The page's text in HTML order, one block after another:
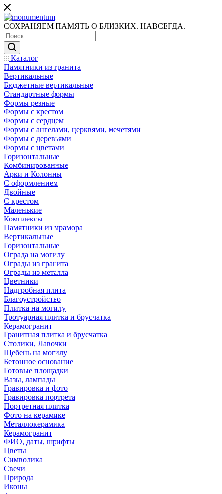
СОХРАНЯЕМ ПАМЯТЬ О БЛИЗКИХ. НАВСЕГДА.
Каталог
Памятники из гранита
Вертикальные
Бюджетные вертикальные
Стандартные формы
Формы резные
Формы с крестом
Формы с сердцем
Формы с ангелами, церквями, мечетями
Формы с деревьями
Формы с цветами
Горизонтальные
Комбинированные
Арки и Колонны
С оформлением
Двойные
С крестом
Маленькие
Комплексы
Памятники из мрамора
Вертикальные
Горизонтальные
Ограда на могилу
Ограды из гранита
Ограды из металла
Цветники
Надгробная плита
Благоустройство
Плитка на могилу
Тротуарная плитка и брусчатка
Керамогранит
Гранитная плитка и брусчатка
Столики, Лавочки
Щебень на могилу
Бетонное основание
Готовые площадки
Вазы, лампады
Гравировка и фото
Гравировка портрета
Портретная плитка
Фото на керамике
Металлокерамика
Керамогранит
ФИО, даты, шрифты
Цветы
Символика
Свечи
Природа
Иконы